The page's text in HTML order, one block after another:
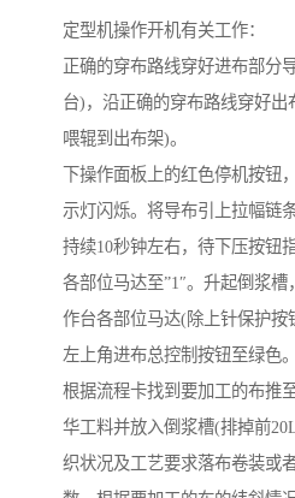
定型机操作开机有关工作：
正确的穿布路线穿好进布部分
台)，沿正确的穿布路线穿好
喂辊到出布架)。
下操作面板上的红色停机按钮
示灯闪烁。将导布引上拉幅链
持续10秒钟左右，待下压按钮
各部位马达至”1″。升起倒浆
作台各部位马达(除上针保护按
左上角进布总控制按钮至绿色。
根据流程卡找到要加工的布推
华工料并放入倒浆槽(排掉前
织状况及工艺要求落布卷装或